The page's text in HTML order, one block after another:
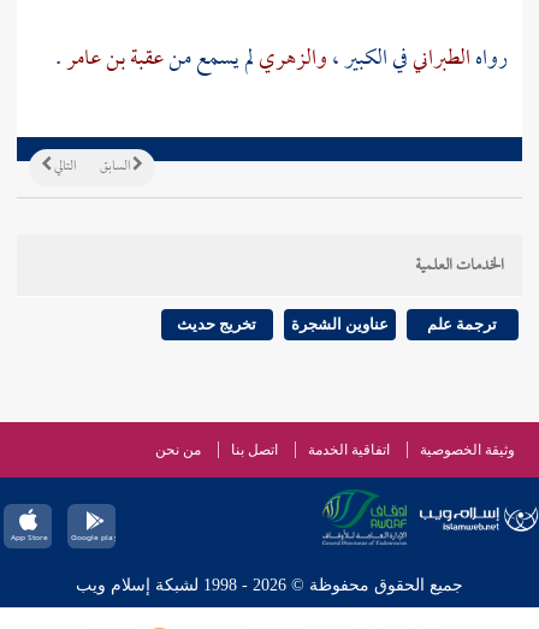
رواهالطبرانيفي الكبير ،والزهريلم يسمع منعقبة بن عامر.
التالي السابق
الخدمات العلمية
ترجمة علم عناوين الشجرة تخريج حديث
وثيقة الخصوصية اتفاقية الخدمة اتصل بنا من نحن
جميع الحقوق محفوظة © 2026 - 1998 لشبكة إسلام ويب